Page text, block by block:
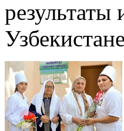
результаты